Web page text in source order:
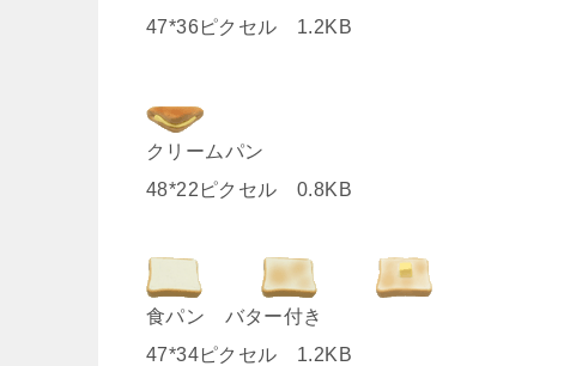
47*36ピクセル 1.2KB
クリームパン
48*22ピクセル 0.8KB
食パン バター付き
47*34ピクセル 1.2KB